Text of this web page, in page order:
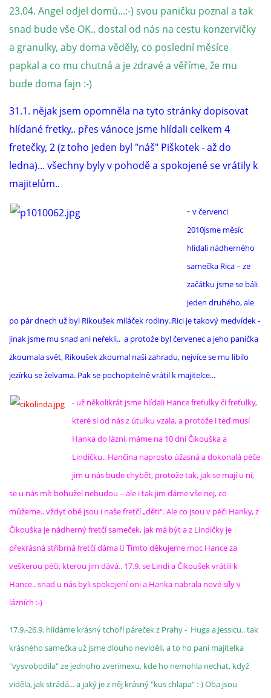
23.04. Angel odjel domů...:-) svou paničku poznal a tak
snad bude vše OK.. dostal od nás na cestu konzervičky
a granulky, aby doma věděly, co poslední měsíce
papkal a co mu chutná a je zdravé a věříme, že mu
bude doma fajn :-)
31.1. nějak jsem opomněla na tyto stránky dopisovat
hlídané fretky.. přes vánoce jsme hlídali celkem 4
fretečky, 2 (z toho jeden byl "náš" Piškotek - až do
ledna)... všechny byly v pohodě a spokojené se vrátily k
majitelům..
- v červenci
2010jsme měsíc
hlídali nádherného
samečka Rica – ze
začátku jsme se báli
jeden druhého, ale
po pár dnech už byl Rikoušek miláček rodiny..Rici je takový medvídek -
jinak jsme mu snad ani neřekli.. a protože byl červenec a jeho panička
zkoumala svět, Rikoušek zkoumal naši zahradu, nejvíce se mu líbilo
jezírku se želvama. Pak se pochopitelně vrátil k majitelce...
- už několikrát jsme hlídali Hance freťulky či freťulky,
které si od nás z útulku vzala, a protože i teď musí
Hanka do lázní, máme na 10 dní Čikouška a
Lindičku.. Hančina naprosto úžasná a dokonalá péče
jim u nás bude chybět, protože tak, jak se mají u ní,
se u nás mít bohužel nebudou – ale i tak jim dáme vše nej, co
můžeme.. vždyť obě jsou i naše fretčí „děti“. Ale co jsou v péči Hanky, z
Čikouška je nádherný fretčí sameček, jak má být a z Lindičky je
překrásná stříbrná fretčí dáma  Tímto děkujeme moc Hance za
veškerou péči, kterou jim dává.. 17.9. se Lindi a Čikoušek vrátili k
Hance.. snad u nás byli spokojení oni a Hanka nabrala nové síly v
lázních :-)
17.9.-26.9. hlídáme krásný tchoří páreček z Prahy - Huga a Jessicu.. tak
krásného samečka už jsme dlouho neviděli, a to ho paní majitelka
"vysvobodila" ze jednoho zverimexu, kde ho nemohla nechat, když
viděla, jak strádá... a jaký je z něj krásný "kus chlapa" :-) Oba jsou